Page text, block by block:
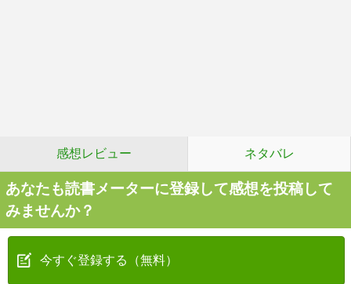
感想レビュー ネタバレ
あなたも読書メーターに登録して感想を投稿して
みませんか？
今すぐ登録する（無料）